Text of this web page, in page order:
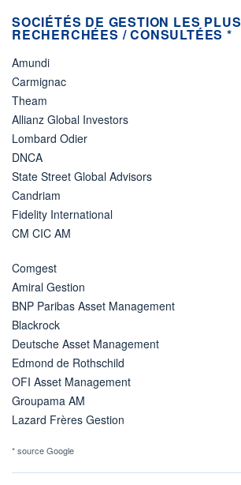
SOCIÉTÉS DE GESTION LES PLUS
RECHERCHÉES / CONSULTÉES *
Amundi
Carmignac
Theam
Allianz Global Investors
Lombard Odier
DNCA
State Street Global Advisors
Candriam
Fidelity International
CM CIC AM
Comgest
Amiral Gestion
BNP Paribas Asset Management
Blackrock
Deutsche Asset Management
Edmond de Rothschild
OFI Asset Management
Groupama AM
Lazard Frères Gestion
* source Google